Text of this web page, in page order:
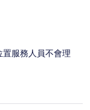
服務人員不會理